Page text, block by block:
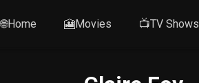
🌐Home 🎦Movies 📺TV Shows